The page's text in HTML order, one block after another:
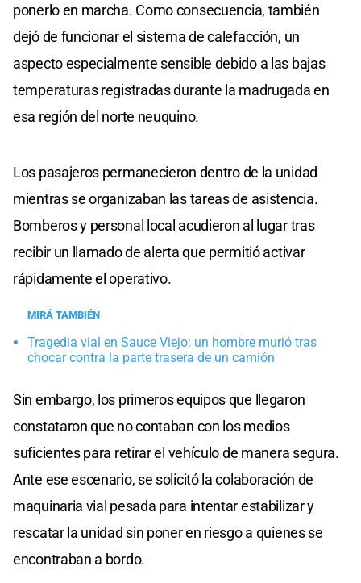
ponerlo en marcha. Como consecuencia, también
dejó de funcionar el sistema de calefacción, un
aspecto especialmente sensible debido a las bajas
temperaturas registradas durante la madrugada en
esa región del norte neuquino.
Los pasajeros permanecieron dentro de la unidad
mientras se organizaban las tareas de asistencia.
Bomberos y personal local acudieron al lugar tras
recibir un llamado de alerta que permitió activar
rápidamente el operativo.
MIRÁ TAMBIÉN
Tragedia vial en Sauce Viejo: un hombre murió tras
chocar contra la parte trasera de un camión
Sin embargo, los primeros equipos que llegaron
constataron que no contaban con los medios
suficientes para retirar el vehículo de manera segura.
Ante ese escenario, se solicitó la colaboración de
maquinaria vial pesada para intentar estabilizar y
rescatar la unidad sin poner en riesgo a quienes se
encontraban a bordo.